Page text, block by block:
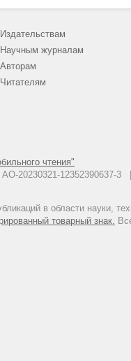
чтения"
АО-20230321-
в области науки,
товарный знак.
Издательствам
Научным журналам
Авторам
Читателям